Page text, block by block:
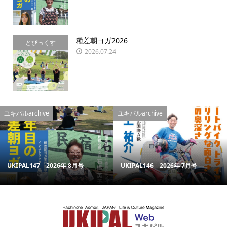
とぴっくす 種差朝ヨガ2026
2026.07.24
ユキパルarchive
UKIPAL147 2026年 8月号
ユキパルarchive
UKIPAL146 2026年 7月号